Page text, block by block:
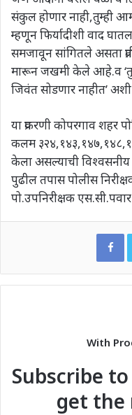
संकुल होणार
म्हणून फिर्यादीशी वाद
समजावून सांगितले असता
मारून जखमी केले आहे.व
जिवंत सोडणार नाहीत’
या प्रकरणी कोपरगाव शहर
कलम
केला असल्याची विश्वसनीय
पुढील तपास पोलीस
पो.उपनिरीक्षक
With
Subscribe
get the